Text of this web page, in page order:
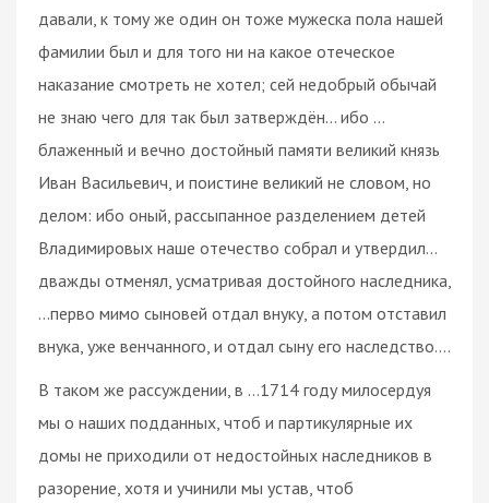
давали, к тому же один он тоже мужеска пола нашей
фамилии был и для того ни на какое отеческое
наказание смотреть не хотел; сей недобрый обычай
не знаю чего для так был затверждён… ибо …
блаженный и вечно достойный памяти великий князь
Иван Васильевич, и поистине великий не словом, но
делом: ибо оный, рассыпанное разделением детей
Владимировых наше отечество собрал и утвердил…
дважды отменял, усматривая достойного наследника,
…перво мимо сыновей отдал внуку, а потом отставил
внука, уже венчанного, и отдал сыну его наследство….
В таком же рассуждении, в …1714 году милосердуя
мы о наших подданных, чтоб и партикулярные их
домы не приходили от недостойных наследников в
разорение, хотя и учинили мы устав, чтоб